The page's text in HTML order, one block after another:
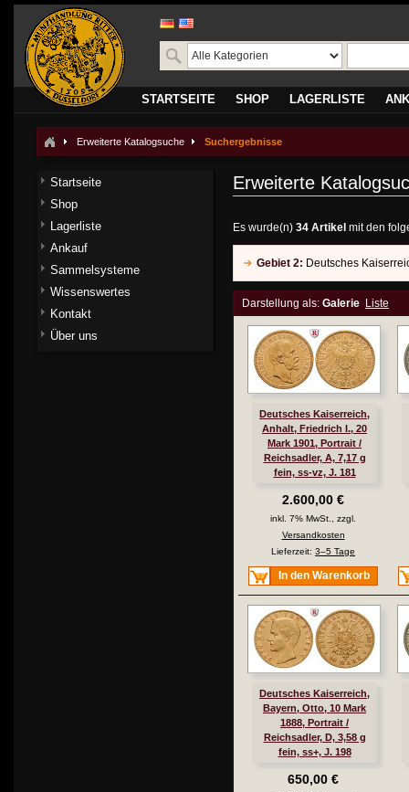
STARTSEITE SHOP LAGERLISTE
Erweiterte Katalogsuche Suchergebnisse
Erweiterte
Es wurde(n) 34 Artikel mit den
Gebiet 2: Deutsches
Darstellung als: Galerie Liste
Deutsches Kaiserreich,
Anhalt, Friedrich I., 20
Mark 1901, Portrait /
Reichsadler, A, 7,17 g
fein, ss-vz, J. 181
2.600,00 €
inkl. 7% MwSt., zzgl.
Versandkosten
Lieferzeit: 3–5 Tage
In den Warenkorb
Deutsches Kaiserreich,
Bayern, Otto, 10 Mark
1888, Portrait /
Reichsadler, D, 3,58 g
fein, ss+, J. 198
650,00 €
Startseite
Shop
Lagerliste
Ankauf
Sammelsysteme
Wissenswertes
Kontakt
Über uns